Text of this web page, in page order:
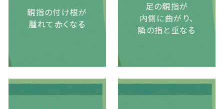
親指の付け根が
腫れて赤くなる
足の親指が
内側に曲がり、
隣の指と重なる